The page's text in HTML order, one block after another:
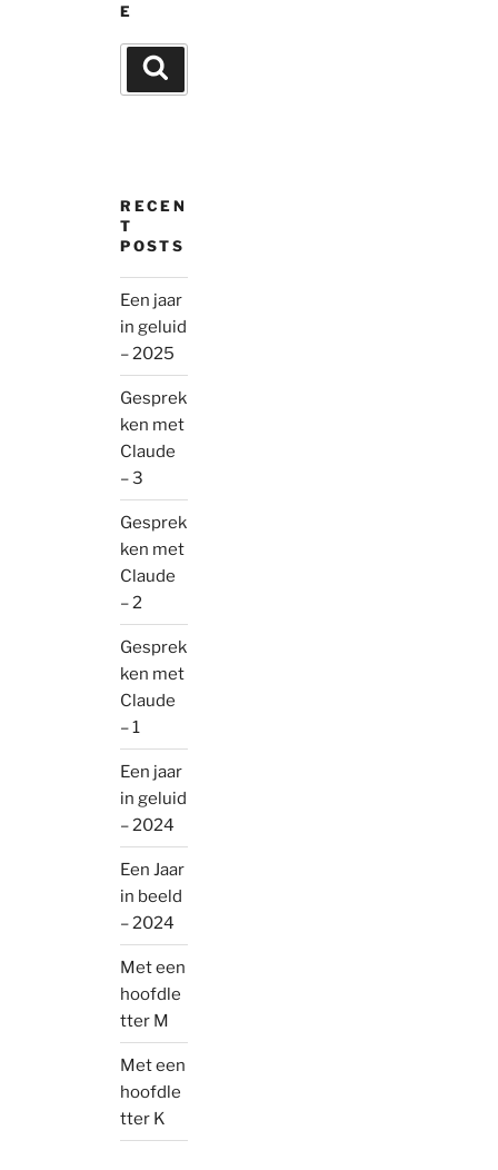
E
Search
for:
RECEN
T
POSTS
Een jaar
in geluid
– 2025
Gesprek
ken met
Claude
– 3
Gesprek
ken met
Claude
– 2
Gesprek
ken met
Claude
– 1
Een jaar
in geluid
– 2024
Een Jaar
in beeld
– 2024
Met een
hoofdle
tter M
Met een
hoofdle
tter K